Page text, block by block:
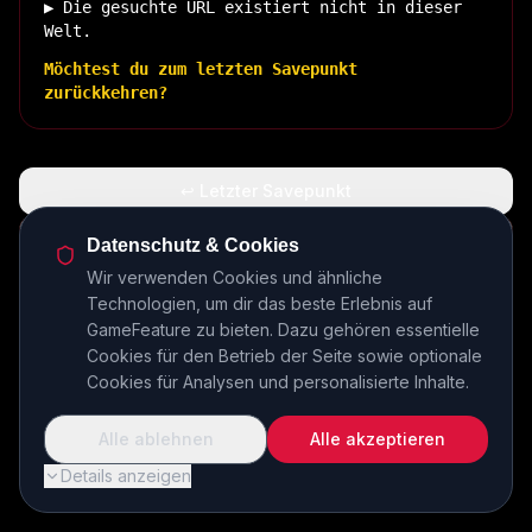
▶ Die gesuchte URL existiert nicht in dieser
Welt.
Möchtest du zum letzten Savepunkt
zurückkehren?
🏠 Zurück zur Basis
INSERT COIN TO CONTINUE...
Datenschutz & Cookies
Wir verwenden Cookies und ähnliche
Technologien, um dir das beste Erlebnis auf
GameFeature zu bieten. Dazu gehören essentielle
Cookies für den Betrieb der Seite sowie optionale
Cookies für Analysen und personalisierte Inhalte.
Details anzeigen
Alle ablehnen Alle akzeptieren